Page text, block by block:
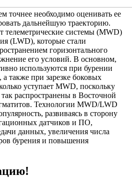
точнее необходимо оценивать ее
дальнейшую траекторию.
системы (MWD)
(LWD), которые стали
горизонтального
его условий. В основном,
используются при бурении
также при зарезке боковых
уступает MWD, поскольку
распространены в Восточной
Технологии MWD/LWD
развиваясь в сторону
датчиков и ПО,
данных, увеличения числа
бурения и повышения